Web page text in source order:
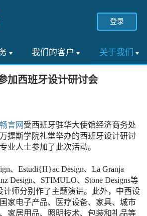
登录
我们的客户 关于我们
加西班牙设计研讨会
言网 受西班牙驻华大使馆经济商务处
提斯学院礼堂举办的西班牙设计研讨
业人士参加了此次活动。
、Estudi{H}ac Design、La Granja
Design、STIMULO、Stone Designs等
计师分别作了主题演讲。此外，中西设
家电子产品、医疗设备、家具、城市
家居用品、照明技术、包装和礼品等